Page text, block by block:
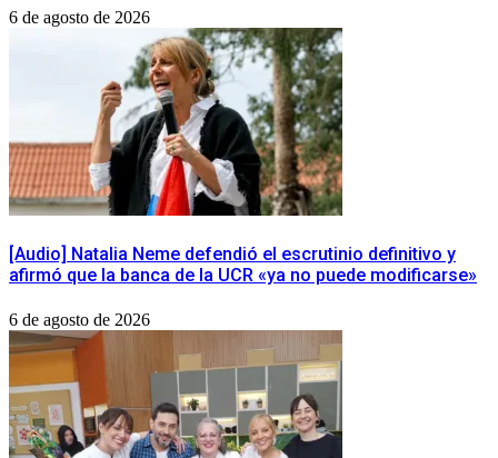
6 de agosto de 2026
[Audio] Natalia Neme defendió el escrutinio definitivo y
afirmó que la banca de la UCR «ya no puede modificarse»
6 de agosto de 2026